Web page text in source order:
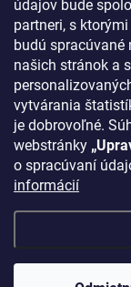
údajov bude
partneri, s
budú spracúvané
našich stránok a
vytvárania
je dobrovoľné.
webstránky
o spracúvaní
informácií
0907 044 080
https://
klimapreteba
https://